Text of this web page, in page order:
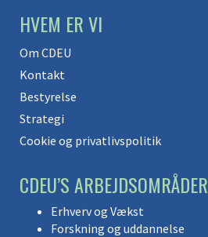
HVEM ER VI
Om CDEU
Kontakt
Bestyrelse
Strategi
Cookie og privatlivspolitik
CDEU’S ARBEJDSOMRÅDER
Erhverv og Vækst
Forskning og uddannelse